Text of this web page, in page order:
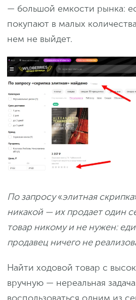
— большой емкости рынка:
покупают в малых
нем не выйдет.
По запросу«элитная скрипка
никакой — их продает один
товар никому и не нужен:
продавец ничего не
Найти ходовой товар с
вручную — нереальная